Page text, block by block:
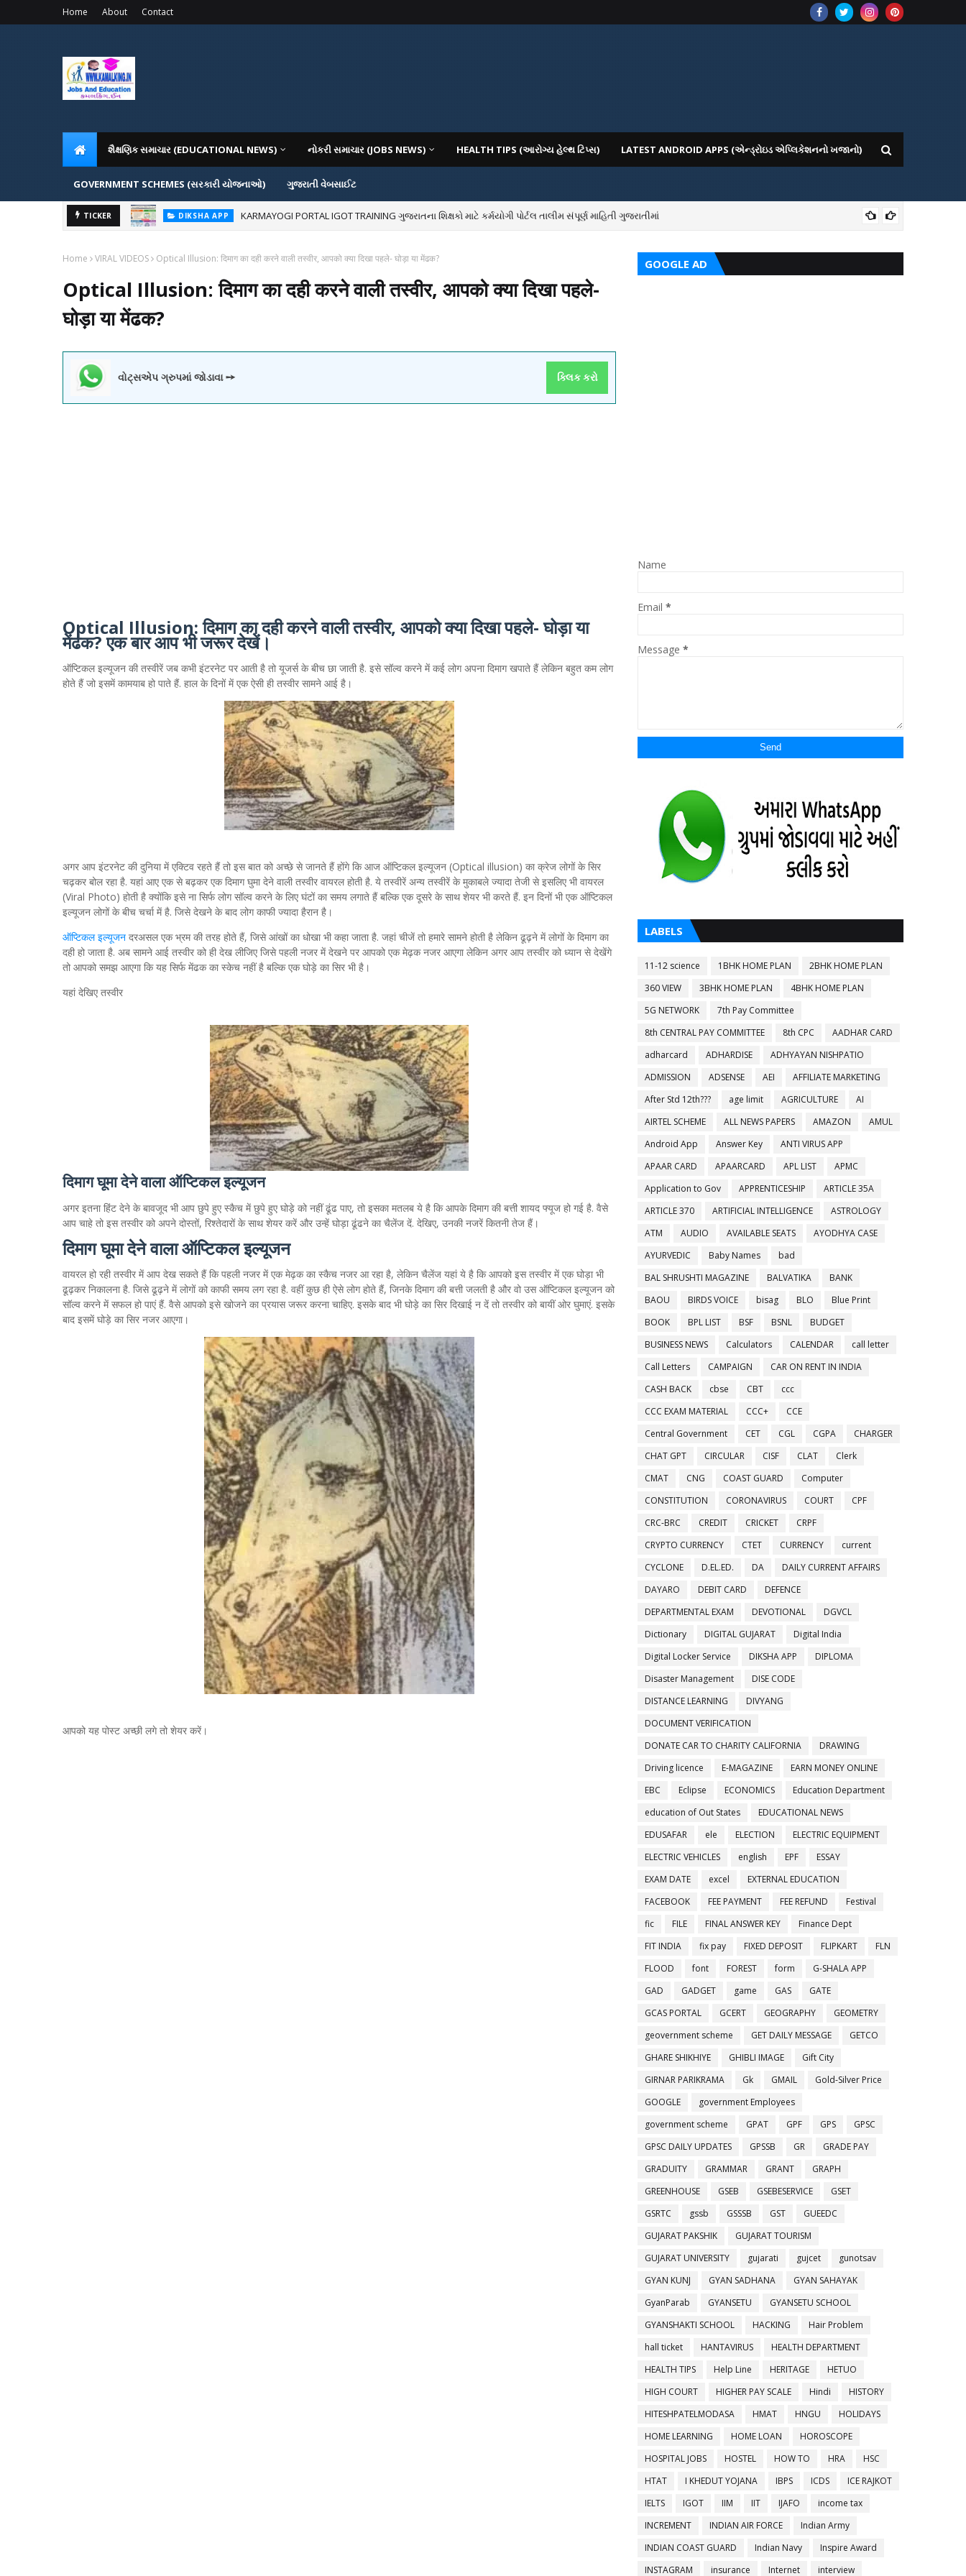
Home About Contact
શૈક્ષણિક સમાચાર (EDUCATIONAL NEWS) નોકરી સમાચાર (JOBS NEWS) HEALTH TIPS (આરોગ્ય હેલ્થ ટિપ્સ) LATEST ANDROID APPS (એન્ડ્રોઇડ એપ્લિકેશનનો ખજાનો)
GOVERNMENT SCHEMES (સરકારી યોજનાઓ) ગુજરાતી વેબસાઈટ
TICKER
KARMAYOGI PORTAL IGOT TRAINING ગુજરાતના શિક્ષકો માટે કર્મયોગી પોર્ટલ તાલીમ સંપૂર્ણ માહિતી ગુજરાતીમાં
ADMISSION ADMISSION IN VARIOUS COLLEGES IN GUJARAT VIYA GCAS GUJARAT COMMON ADMISSION SERVICE WEBSITE PORTAL
Home VIRAL VIDEOS Optical Illusion: दिमाग का दही करने वाली तस्वीर, आपको क्या दिखा पहले- घोड़ा या मेंढक?
Optical Illusion: दिमाग का दही करने वाली तस्वीर, आपको क्या दिखा पहले-
घोड़ा या मेंढक?
વોટ્સએપ ગ્રુપમાં જોડાવા ➙ ક્લિક કરો
Optical Illusion: दिमाग का दही करने वाली तस्वीर, आपको क्या दिखा पहले- घोड़ा या
मेंढक? एक बार आप भी जरूर देखें।
ऑप्टिकल इल्यूजन की तस्वीरें जब कभी इंटरनेट पर आती है तो यूजर्स के बीच छा जाती है. इसे सॉल्व करने में कई लोग अपना दिमाग खपाते हैं लेकिन बहुत कम लोग
होते हैं जो इसमें कामयाब हो पाते हैं. हाल के दिनों में एक ऐसी ही तस्वीर सामने आई है।
अगर आप इंटरनेट की दुनिया में एक्टिव रहते हैं तो इस बात को अच्छे से जानते हैं होंगे कि आज ऑप्टिकल इल्यूजन (Optical illusion) का क्रेज लोगों के सिर
चढ़कर बोल रहा है. यहां आए एक से बढ़कर एक दिमाग घुमा देने वाली तस्वीर वायरल होती है. ये तस्वीरें अन्य तस्वीरें के मुकाबले ज्यादा तेजी से इसलिए भी वायरल
(Viral Photo) होती है क्योंकि इसे ना सिर्फ लोग सॉल्व करने के लिए घंटों का समय लगाते हैं बल्कि एक दूसरे के साथ शेयर भी करते हैं. इन दिनों भी एक ऑप्टिकल
इल्यूजन लोगों के बीच चर्चा में है. जिसे देखने के बाद लोग काफी ज्यादा हैरान है।
ऑप्टिकल इल्यूजन दरअसल एक भ्रम की तरह होते हैं, जिसे आंखों का धोखा भी कहा जाता है. जहां चीजें तो हमारे सामने होती है लेकिन ढूढ़ने में लोगों के दिमाग का
दही हो जाता है. अब सामने आई तस्वीर को ही देख लीजिए जिसे पहली नजर में देखने पर आपको एक मेढ़क नजर आएगा लेकिन अगर आप तस्वीर को ध्यान से देखेंगे
तो आपको समझ आएगा कि यह सिर्फ मेंढक का स्केच नहीं है बल्कि एक घोड़े का सिर भी है।
यहां देखिए तस्वीर
दिमाग घूमा देने वाला ऑप्टिकल इल्यूजन
अगर इतना हिंट देने के बावजूद भी आप छुपे हुए स्कैच में छुपे हुए घोड़े को नहीं ढूंढ पाए, तो इसका मतलब ये है कि आपके दिमाग की बत्ती शायद फ्यूज हो गई है. वैसे
आप चाहे तो इस तस्वीर को अपने दोस्तों, रिश्तेदारों के साथ शेयर करें और उन्हें घोड़ा ढूंढने का चैलेंज दें. देखिए, उनकी नजरें कितनी तेज हैं।
दिमाग घूमा देने वाला ऑप्टिकल इल्यूजन
वायरल हो रही तस्वीर में आप देख सकते हैं कि पहली नजर में एक मेढ़क का स्कैच नजर आ रहा है, लेकिन चैलेंज यहां ये है कि आपको इस तस्वीर में एक घोड़ा भी
ढूढ़कर निकालना है. जिसे ढूढ़ने में लोगों को काफी समय लग रहा है. वहीं कुछ ही ऐसे लोग होते हैं, जिनके दिमाग की बत्ती जलती है और वो उस ऑप्टिकल इल्यूजन को
सॉल्व करने में सफल हो पाएं हैं. वैसे आपको इसे खोजने का प्रयास जरूर करना चाहिए. इसके बाद भी घोड़े का सिर दिखाई न दें तो तस्वीर को बायीं ओर घुमाएं. इसके
बाद इसमें घोड़े का सिर नजर आएगा।
आपको यह पोस्ट अच्छी लगे तो शेयर करें।
GOOGLE AD
Name
Email *
Message *
LABELS
11-12 science 1BHK HOME PLAN
2BHK HOME PLAN
360 VIEW
3BHK HOME PLAN
4BHK HOME PLAN
5G NETWORK
7th Pay Committee
8th CENTRAL PAY COMMITTEE
8th CPC
AADHAR CARD
adharcard
ADHARDISE
ADHYAYAN NISHPATIO
ADMISSION
ADSENSE AEI
AFFILIATE MARKETING
After Std 12th???
age limit AGRICULTURE
AI
AIRTEL SCHEME
ALL NEWS PAPERS AMAZON
AMUL
Android App
Answer Key
ANTI VIRUS APP
APAAR CARD
APAARCARD APL LIST
APMC
Application to Gov
APPRENTICESHIP
ARTICLE 35A
ARTICLE 370
ARTIFICIAL INTELLIGENCE
ASTROLOGY
ATM
AUDIO AVAILABLE SEATS
AYODHYA CASE
AYURVEDIC
Baby Names
bad
BAL SHRUSHTI MAGAZINE
BALVATIKA
BANK
BAOU
BIRDS VOICE bisag BLO
Blue Print
BOOK
BPL LIST BSF BSNL
BUDGET
BUSINESS NEWS
Calculators CALENDAR
call letter
Call Letters
CAMPAIGN
CAR ON RENT IN INDIA
CASH BACK
cbse CBT
ccc
CCC EXAM MATERIAL
CCC+
CCE
Central Government
CET CGL CGPA
CHARGER
CHAT GPT
CIRCULAR CISF CLAT
Clerk
CMAT
CNG COAST GUARD
Computer
CONSTITUTION
CORONAVIRUS COURT
CPF
CRC-BRC
CREDIT CRICKET
CRPF
CRYPTO CURRENCY
CTET CURRENCY
current
CYCLONE
D.EL.ED. DA
DAILY CURRENT AFFAIRS
DAYARO
DEBIT CARD
DEFENCE
DEPARTMENTAL EXAM
DEVOTIONAL
DGVCL
Dictionary
DIGITAL GUJARAT
Digital India
Digital Locker Service
DIKSHA APP
DIPLOMA
Disaster Management
DISE CODE
DISTANCE LEARNING
DIVYANG
DOCUMENT VERIFICATION
DONATE CAR TO CHARITY CALIFORNIA
DRAWING
Driving licence
E-MAGAZINE
EARN MONEY ONLINE
EBC
Eclipse ECONOMICS
Education Department
education of Out States
EDUCATIONAL NEWS
EDUSAFAR
ele ELECTION
ELECTRIC EQUIPMENT
ELECTRIC VEHICLES
english EPF
ESSAY
EXAM DATE
excel
EXTERNAL EDUCATION
FACEBOOK
FEE PAYMENT FEE REFUND
Festival
fic
FILE FINAL ANSWER KEY
Finance Dept
FIT INDIA
fix pay FIXED DEPOSIT FLIPKART
FLN
FLOOD
font FOREST form
G-SHALA APP
GAD
GADGET game GAS
GATE
GCAS PORTAL
GCERT GEOGRAPHY
GEOMETRY
geovernment scheme
GET DAILY MESSAGE
GETCO
GHARE SHIKHIYE
GHIBLI IMAGE
Gift City
GIRNAR PARIKRAMA
Gk GMAIL
Gold-Silver Price
GOOGLE
government Employees
government scheme
GPAT GPF GPS
GPSC
GPSC DAILY UPDATES
GPSSB GR
GRADE PAY
GRADUITY
GRAMMAR GRANT
GRAPH
GREENHOUSE
GSEB GSEBESERVICE
GSET
GSRTC
gssb GSSSB GST
GUEEDC
GUJARAT PAKSHIK
GUJARAT TOURISM
GUJARAT UNIVERSITY
gujarati gujcet
gunotsav
GYAN KUNJ
GYAN SADHANA
GYAN SAHAYAK
GyanParab
GYANSETU
GYANSETU SCHOOL
GYANSHAKTI SCHOOL
HACKING
Hair Problem
hall ticket
HANTAVIRUS
HEALTH DEPARTMENT
HEALTH TIPS
Help Line HERITAGE
HETUO
HIGH COURT
HIGHER PAY SCALE Hindi
HISTORY
HITESHPATELMODASA
HMAT HNGU
HOLIDAYS
HOME LEARNING
HOME LOAN
HOROSCOPE
HOSPITAL JOBS
HOSTEL HOW TO HRA
HSC
HTAT
I KHEDUT YOJANA IBPS ICDS
ICE RAJKOT
IELTS
IGOT IIM IIT IJAFO
income tax
INCREMENT
INDIAN AIR FORCE
Indian Army
INDIAN COAST GUARD
Indian Navy
Inspire Award
INSTAGRAM
insurance Internet interview